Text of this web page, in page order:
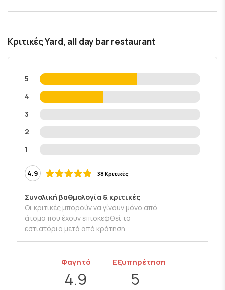
Κριτικές Yard, all day bar restaurant
5
4
3
2
1
4.9 38 Κριτικές
Συνολική βαθμολογία & κριτικές
Οι κριτικές μπορούν να γίνουν μόνο από
άτομα που έχουν επισκεφθεί το
εστιατόριο μετά από κράτηση
Φαγητό
4.9
Εξυπηρέτηση
5